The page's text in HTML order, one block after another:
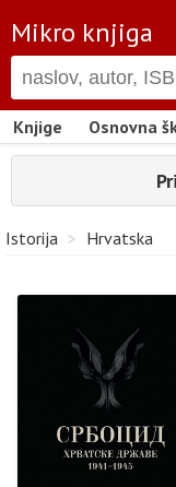
Mikro knjiga
Knjige Osnovna
Istorija > Hrvatska